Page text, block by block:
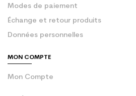
Modes de paiement
Échange et retour produits
Données personnelles
MON COMPTE
Mon Compte